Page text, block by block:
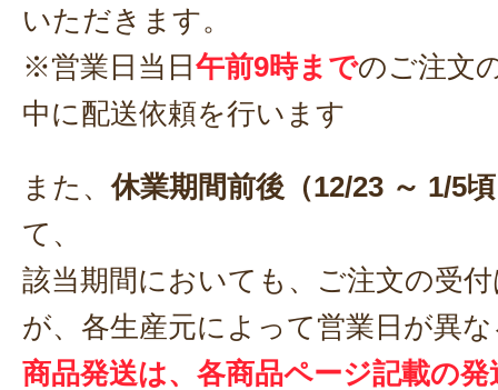
いただきます。
※営業日当日 午前9時までのご注文
中に配送依頼を行います
また、休業期間前後（12/23 ～ 1/5
て、
該当期間においても、ご注文の受
が、各生産元によって営業日が異
商品発送は、各商品ページ記載の